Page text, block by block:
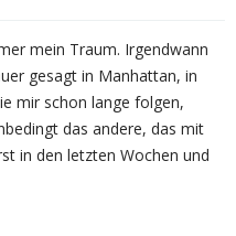
mein Traum. Irgendwann
gesagt in Manhattan, in
mir schon lange folgen,
das andere, das mit
in den letzten Wochen und